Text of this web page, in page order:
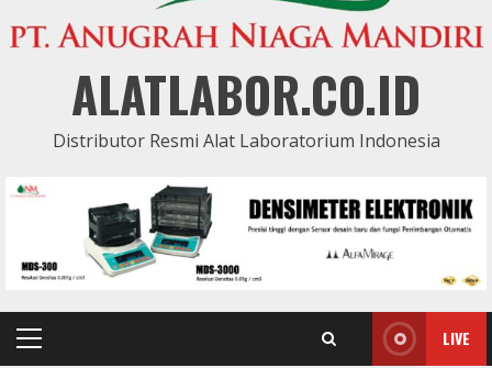
ALATLABOR.CO.ID
Distributor Resmi Alat Laboratorium Indonesia
Primary
LIVE